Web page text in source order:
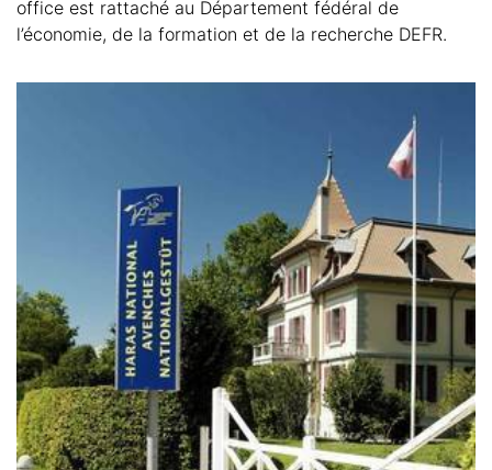
office est rattaché au Département fédéral de
l’économie, de la formation et de la recherche DEFR.